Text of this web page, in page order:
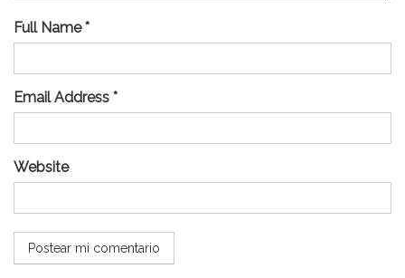
Full Name *
Email Address *
Website